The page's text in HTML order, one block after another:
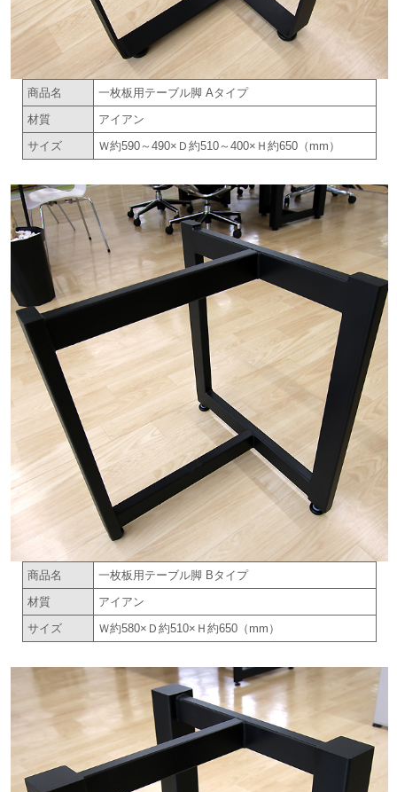
商品名
一枚板用テーブル脚 Aタイプ
材質
アイアン
サイズ
Ｗ約590～490×Ｄ約510～400×Ｈ約650（mm）
商品名
一枚板用テーブル脚 Bタイプ
材質
アイアン
サイズ
Ｗ約580×Ｄ約510×Ｈ約650（mm）